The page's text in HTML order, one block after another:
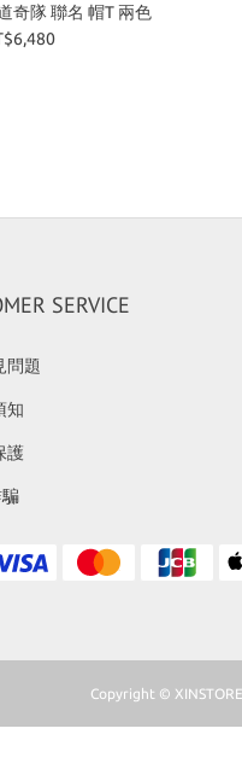
奇隊 聯名 帽T 兩色
SERVICE
問題
知
護
Copyright ©